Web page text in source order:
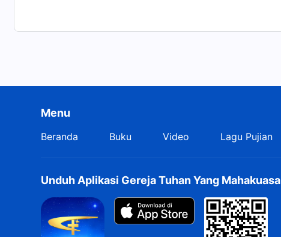
Menu
Beranda Buku Video Lagu Pujian
Unduh Aplikasi Gereja Tuhan Yang Mahakuasa